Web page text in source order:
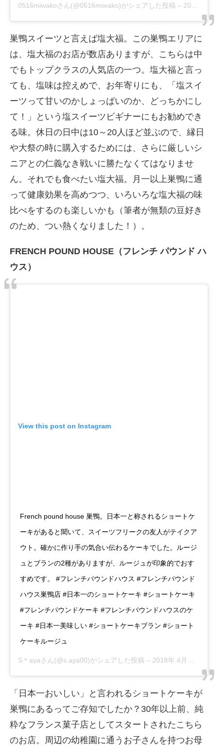
0516miwakoさん(@0516miwako)がシェアした投稿 – 2018年10月月20日午後10時59分PDT
巣鴨スイーツと言えば塩大福。この巣鴨エリアに
は、塩大福のお店が数店ありますが、こちらは中
でもトップクラスの人気店の一つ。塩大福と言っ
ても、塩味は控えめで、お年寄りにも、「塩スイ
ーツって甘いのかしょっぱいのか、どっちかにし
て！」という塩スイーツビギナーにもお勧めでき
る味。休日の日中は10～20人ほど並ぶので、縁日
や大祭の時に購入するためには、さらに厳しいシ
ニアとの仁義なき戦いに勝たなくてはなりませ
ん。それでも食べたい塩大福。月一以上巣鴨に通
って健康効果を高めつつ、いろいろな塩大福の味
比べをするのも楽しいかも（筆者が無類の豆好き
のため、つい熱くなりました！）。
FRENCH POUND HOUSE（フレンチ パウンド ハ
ウス）
View this post on Instagram
French pound house 巣鴨。日本一と称されるショートケ
ーキがあると聞いて、スイーツフリークの友人がテイクア
ウト。確かに作り手の気合い伝わるケーキでした。ルージ
ュとブランの2種がありますが、ルージュが印象的でおす
すめです。 #フレンチパウンドハウス #フレンチパウンド
ハウス巣鴨店 #日本一のショートケーキ #ショートケーキ
#フレンチパウンドケーキ #フレンチパウンドハウスのケ
ーキ #日本一美味しい #ショートケーキブラン #ショート
ケーキルージュ
S＊ayaさん(@s.aya00)がシェアした投稿 – 2018年 4月月16日午後3時39分PDT
「日本一おいしい」と言われるショートケーキが
巣鴨にあるってご存知でしたか？30年以上前、純
粋なフランス菓子店としてスタートされたこちら
のお店。周辺の幼稚園に通うお子さんを持つお母